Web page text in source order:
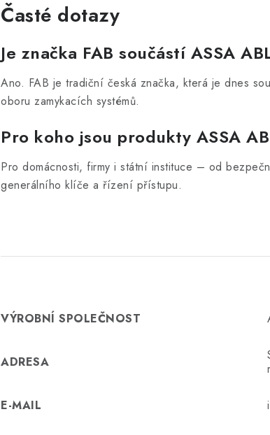
Časté dotazy
Je značka FAB součástí ASSA
Ano. FAB je tradiční česká značka, která je dnes
oboru zamykacích systémů.
Pro koho jsou produkty ASSA
Pro domácnosti, firmy i státní instituce – od
generálního klíče a řízení přístupu.
VÝROBNÍ SPOLEČNOST
ADRESA
E-MAIL